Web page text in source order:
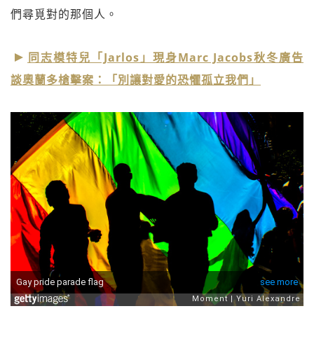
們尋覓對的那個人。
同志模特兒「Jarlos」現身Marc Jacobs秋冬廣告
談奧蘭多槍擊案：「別讓對愛的恐懼孤立我們」